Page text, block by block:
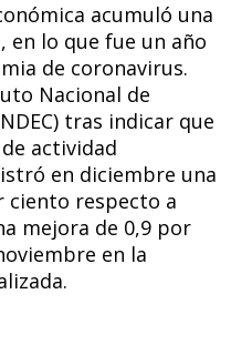
acumuló una
en lo que fue un año
de coronavirus.
Nacional de
tras indicar que
actividad
en diciembre una
ciento respecto a
mejora de 0,9 por
en la